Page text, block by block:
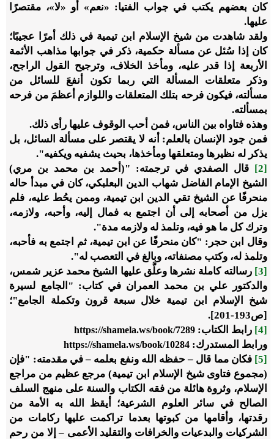
كان بعضهم يكتب في جواب الفتيا: «نعم» أو «لا»، مقتصرًا
عليها.
ولقد شاهدت من شيخ الإسلام ابن تيمية في ذلك أمرًا عجيبًا؛
كان إذا سُئل عن مسألة حكمية، ذكر في جوابها مذاهب الأئمة
الأربعة إذا قدر عليه، ومأخذ الخلاف، وترجيح القول الراجح،
وذكر متعلقات المسألة التي ربما تكون أنفعَ للسائل من
مسألته، فيكون فرحه بتلك المتعلقات واللوازم أعظمَ من فرحه
بمسألته.
وهذه فتاواه بين الناس، فمن أحب الوقوف عليها رأى ذلك.
فمن جود الإنسان بالعلم: أنه لا يقتصر على مسألة السائل، بل
يذكر له نظيرها ومتعلقها ومأخذها، بحيث يشفيه ويكفيه".
[2]
قال الصفدي في ترجمته: "(‌‌أحمد بن محمد بن مري)
الشيخ الإمام الفاضل شهاب الدين البعلبكي، كان في مبدأ حاله
منحرفًا عن الشيخ تقي الدين ابن ‌تيمية، وممن يحُط عليه، فلم
يزل من أصحابه إلى أن اجتمع به فمال إليه، وأحبه، ولازمه،
وترك كل ما هو فيه، وتلمذ له ولازمه مدة".
وقال ابن حجر: "كان منحرفًا عن ابن تيمية، ثم اجتمع به فأحبه،
وتلمذ له، وكتب مصنفاته، وبالغ في التعصب له".
[3]
رسالته كاملة نشرها وعلَّق عليها الشيخ محمد عزير شمس،
والدكتور علي بن محمد العمران في كتاب: "الجامع لسيرة
شيخ الإسلام ابن تيمية خلال سبعة قرون وتكملة الجامع"؛
[ص193
-
201
].
[4]
رابط الكتاب: https://shamela.ws/book/7289
ورابط المستدرك: https://shamela.ws/book/10284
[5]
فكان مما قال – حفظه الله ونفع بعلمه – في مقدمته: "فإن
(مجموع فتاوى شيخ الإسلام ابن تيمية) مرجع عظيم من مراجع
الإسلام، وثروة هائلة من فقه الكتاب والسنة على منهج السلف
الصالح في سائر العلوم الشرعية؛ أيقظ الله به الأمة من
رقدتها، وأقامها من كبوتها بعدما تراكمت عليها ركامات من
الشركيات والبدعيات والخرافات والتقليد الأعمى – إلا من رحم